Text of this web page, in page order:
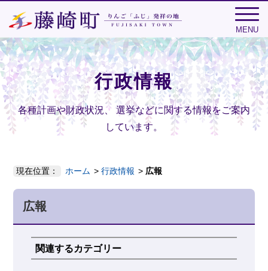
MENU
行政情報
各種計画や財政状況、 選挙などに関する情報をご案内
しています。
現在位置： ホーム 行政情報 広報
広報
関連するカテゴリー